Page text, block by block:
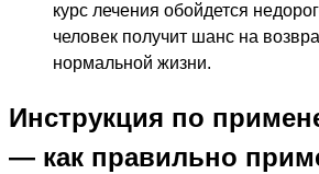
курс лечения обойдется
человек получит шанс на
нормальной жизни.
Инструкция по
— как правильно